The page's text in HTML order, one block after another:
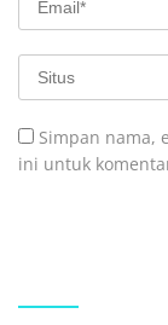
Simpan nama,
ini untuk